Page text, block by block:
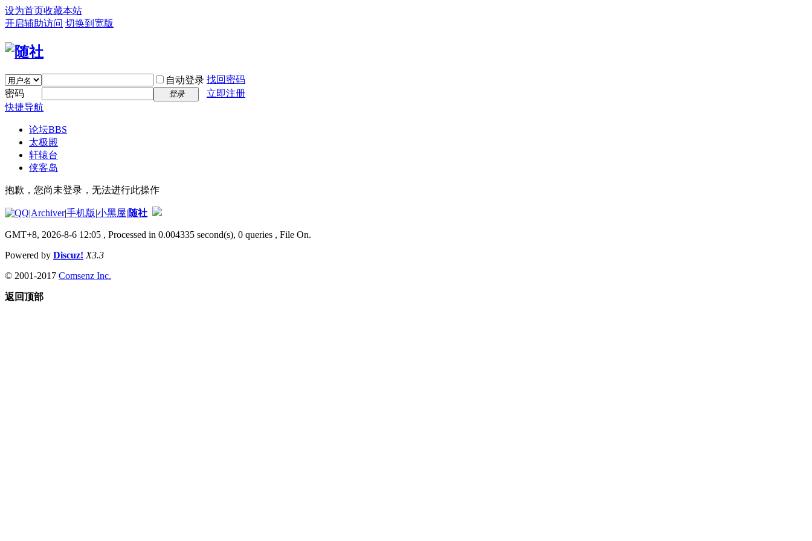
设为首页收藏本站
开启辅助访问 切换到宽版
自动登录 找回密码
密码
登录
立即注册
快捷导航
论坛BBS
太极殿
轩辕台
侠客岛
抱歉，您尚未登录，无法进行此操作
|Archiver|手机版|小黑屋|随社
GMT+8, 2026-8-6 12:05 , Processed in 0.004335 second(s), 0 queries , File On.
Powered by Discuz! X3.3
© 2001-2017 Comsenz Inc.
返回顶部